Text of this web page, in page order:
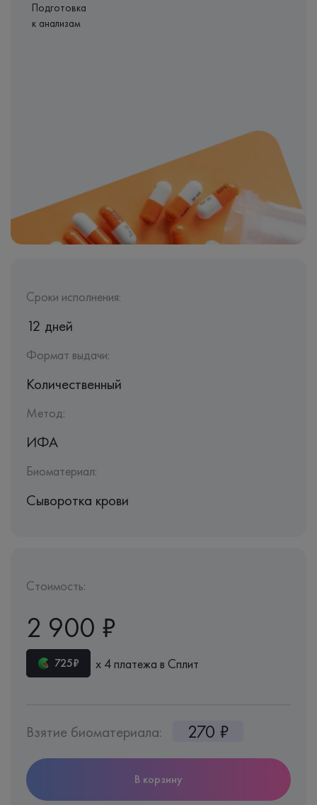
Подготовка
к анализам
Сроки исполнения:
12 дней
Формат выдачи:
Количественный
Метод:
ИФА
Биоматериал:
Сыворотка крови
Стоимость:
2 900 ₽
725₽ х 4 платежа в Сплит
Взятие биоматериала: 270 ₽
В корзину